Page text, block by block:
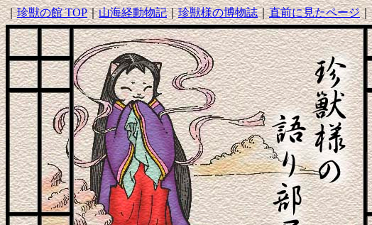
｜珍獣の館 TOP｜山海経動物記｜珍獣様の博物誌｜直前に見たページ｜